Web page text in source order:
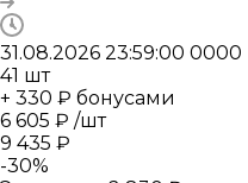
31.08.2026 23:59:00 0000
41 шт
+ 330 ₽ бонусами
6 605 ₽ /шт
9 435 ₽
-30%